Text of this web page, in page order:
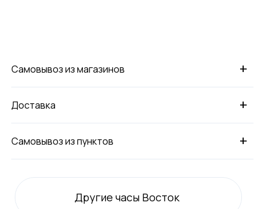
+
Самовывоз из магазинов
+
Доставка
+
Самовывоз из пунктов
Другие часы Восток